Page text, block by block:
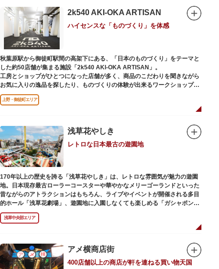
ての味を堪能できるのも魅力。下町っ子の威勢の良い売り声が飛び交うな
か、お気に入りのお土産探しをお楽しみください。
2k540 AKI-OKA ARTISAN
ハイセンスな「ものづくり」を体感
秋葉原駅から御徒町駅間の高架下にある、「日本のものづくり」をテーマと
した約50店舗が集まる施設「2k540 AKI-OKA ARTISAN」。
工房とショップがひとつになった店舗が多く、商品のこだわりを聞きながら
お気に入りの逸品を探したり、ものづくりの体験が出来るワークショップに
参加して自分だけのオリジナル商品を作ったり、クリエイターと直接コミュ
ニケーションをとりながらのショッピングが楽しめます。飲食店もあるので
ないぬくもりと、新しいデザインの商品に出会うことができます。
名前の由来は、東京駅から2k540m付近にあることから「2k540」、秋葉原
駅（AKIHABARA）と御徒町駅（OKACHIMACHI）の間にあるという造語
「AKI-OKA」、フランス語で「職人」を意味する「ARTISAN」を組み合わ
せたもの。
施設周辺は、江戸の文化を伝える伝統工芸職人の街だったという背景もあ
り、現在もジュエリーや皮製品を扱うお店が多く、高いセンスとクオリティ
をもった店舗が集結しています。
上野・御徒町エリア
浅草花やしき
レトロな日本最古の遊園地
170年以上の歴史を誇る「浅草花やしき」は、レトロな雰囲気が魅力の遊園
地。日本現存最古ローラーコースターや華やかなメリーゴーランドといった
昔ながらのアトラクションはもちろん、ライブやイベントが開催される多目
的ホール「浅草花劇場」、遊園地に入園しなくても楽しめる「ガシャポンの
デパート浅草花やしき店」も併設され、さまざまな娯楽を楽しめる浅草の
「遊びの場」として親しまれています。
と菊細工を主とした花園（かえん）として誕生しました。明治時代に入ると
遊戯施設が置かれ、珍鳥や猛獣、見世物の展示などでも評判に。全国有数の
動物園としても知られるようになりました。戦後は遊園地として再開し、温
浅草中央部エリア
アメ横商店街
400店舗以上の商店が軒を連ねる買い物天国